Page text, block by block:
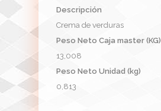
Descripción
Crema de verduras
Peso Neto Caja master (KG)
13,008
Peso Neto Unidad (kg)
0,813